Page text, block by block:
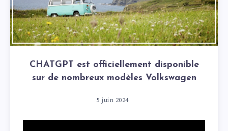
CHATGPT est officiellement disponible
sur de nombreux modèles Volkswagen
5 juin 2024